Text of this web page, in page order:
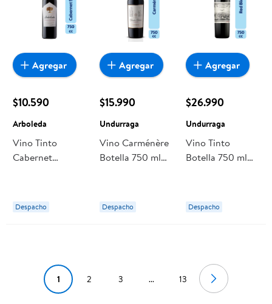
$10.590
Arboleda
Vino Tinto
Cabernet
Despacho
Agregar
$15.990
Undurraga
Vino Carménère
Botella 750 ml
Despacho
Agregar
$26.990
Undurraga
Vino Tinto
Botella 750 ml
Despacho
Agregar
1 2 3 ... 13